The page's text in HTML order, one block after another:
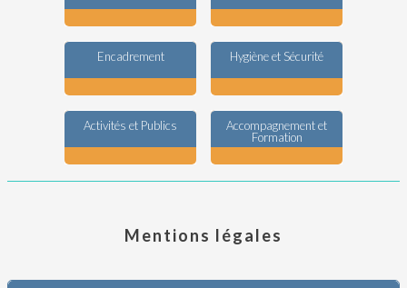
Mentions légales
Encadrement Hygiène et Sécurité
Activités et Publics
Accompagnement et
Formation